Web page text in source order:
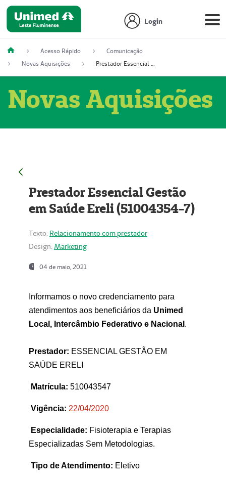
Login
Acesso Rápido
Comunicação
Novas Aquisições
Prestador Essencial Gestão em Saúde Ereli (51004354-7)
Novas Aquisições
Prestador Essencial Gestão
em Saúde Ereli (51004354-7)
Texto: Relacionamento com prestador
Design: Marketing
04 de maio, 2021
Informamos o novo credenciamento para
atendimentos aos beneficiários da Unimed
Local, Intercâmbio Federativo e Nacional .
Prestador: ESSENCIAL GESTÃO EM
SAÚDE ERELI
Matrícula: 510043547
Vigência: 22/04/2020
Especialidade: Fisioterapia e Terapias
Especializadas Sem Metodologias.
Tipo de Atendimento: Eletivo